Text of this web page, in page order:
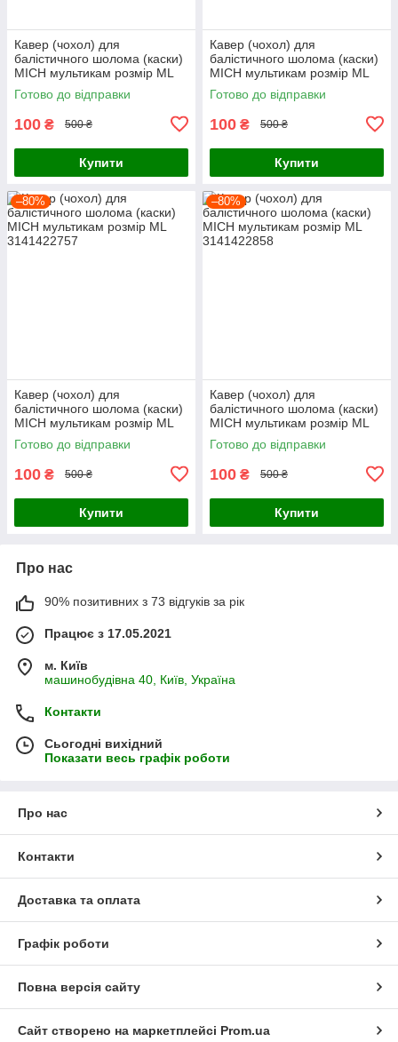
Кавер (чохол) для
балістичного шолома (каски)
MICH мультикам розмір МL
Готово до відправки
100 ₴ 500 ₴
Купити
Кавер (чохол) для
балістичного шолома (каски)
MICH мультикам розмір МL
Готово до відправки
100 ₴ 500 ₴
Купити
–80%
Кавер (чохол) для
балістичного шолома (каски)
MICH мультикам розмір МL
Готово до відправки
100 ₴ 500 ₴
Купити
–80%
Кавер (чохол) для
балістичного шолома (каски)
MICH мультикам розмір МL
Готово до відправки
100 ₴ 500 ₴
Купити
Про нас
90% позитивних з 73 відгуків за рік
Працює з 17.05.2021
м. Київ
машинобудівна 40, Київ, Україна
Контакти
Сьогодні вихідний
Показати весь графік роботи
Про нас
Контакти
Доставка та оплата
Графік роботи
Повна версія сайту
Сайт створено на маркетплейсі Prom.ua